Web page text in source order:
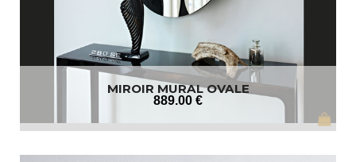
MIROIR MURAL OVALE
889.00 €